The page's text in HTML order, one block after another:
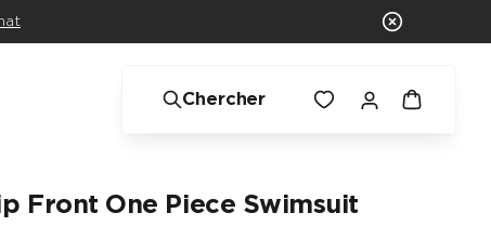
Chercher
Front One Piece Swimsuit